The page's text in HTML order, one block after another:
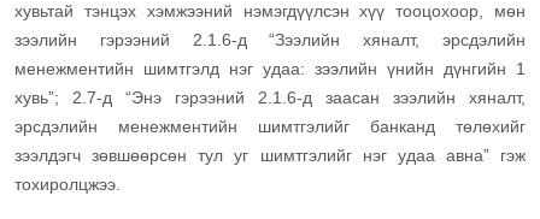
хувьтай тэнцэх хэмжээний нэмэгдүүлсэн хүү тооцохоор, мөн
зээлийн гэрээний 2.1.6-д “Зээлийн хяналт, эрсдэлийн
менежментийн шимтгэлд нэг удаа: зээлийн үнийн дүнгийн 1
хувь”; 2.7-д “Энэ гэрээний 2.1.6-д заасан зээлийн хяналт,
эрсдэлийн менежментийн шимтгэлийг банканд төлөхийг
зээлдэгч зөвшөөрсөн тул уг шимтгэлийг нэг удаа авна” гэж
тохиролцжээ.